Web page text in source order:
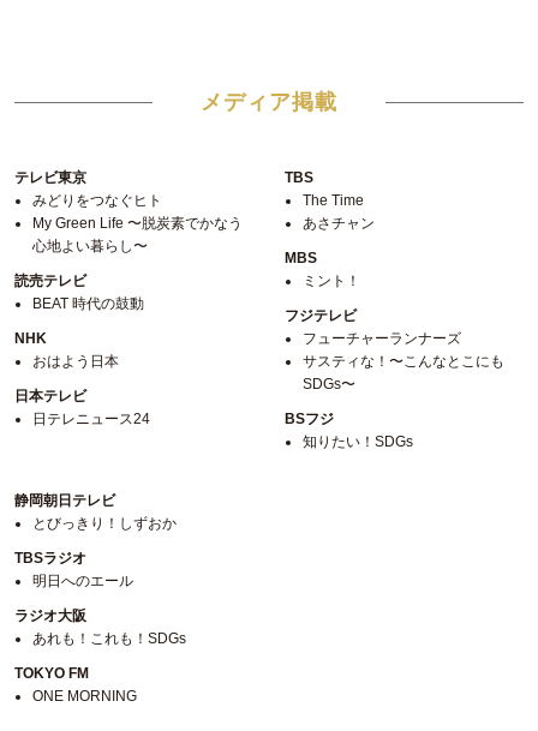
メディア掲載
テレビ東京
みどりをつなぐヒト
My Green Life 〜脱炭素でかなう
心地よい暮らし〜
読売テレビ
BEAT 時代の鼓動
NHK
おはよう日本
日本テレビ
日テレニュース24
TBS
The Time
あさチャン
MBS
ミント！
フジテレビ
フューチャーランナーズ
サスティな！〜こんなとこにも
SDGs〜
BSフジ
知りたい！SDGs
静岡朝日テレビ
とびっきり！しずおか
TBSラジオ
明日へのエール
ラジオ大阪
あれも！これも！SDGs
TOKYO FM
ONE MORNING